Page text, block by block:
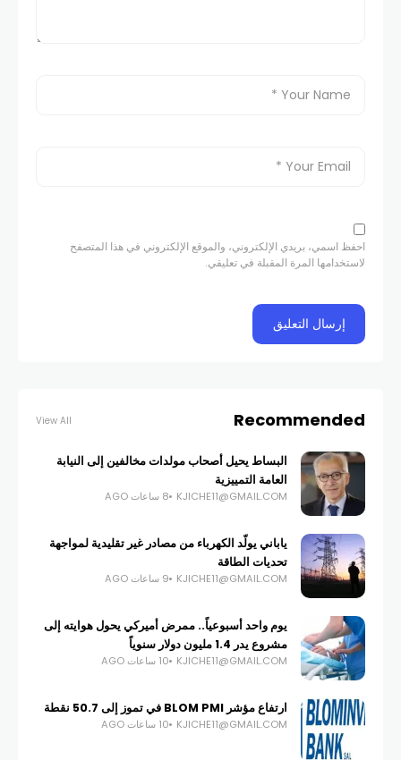
احفظ اسمي، بريدي الإلكتروني، والموقع الإلكتروني في هذا المتصفح
لاستخدامها المرة المقبلة في تعليقي.
Recommended
View All
البساط يحيل أصحاب مولدات مخالفين إلى النيابة
العامة التمييزية
KJICHE11@GMAIL.COM 8 ساعات AGO
ياباني يولّد الكهرباء من مصادر غير تقليدية لمواجهة
تحديات الطاقة
KJICHE11@GMAIL.COM 9 ساعات AGO
يوم واحد أسبوعياً.. ممرض أميركي يحول هوايته إلى
مشروع يدر 1.4 مليون دولار سنوياً
KJICHE11@GMAIL.COM 10 ساعات AGO
ارتفاع مؤشر BLOM PMI في تموز إلى 50.7 نقطة
KJICHE11@GMAIL.COM 10 ساعات AGO